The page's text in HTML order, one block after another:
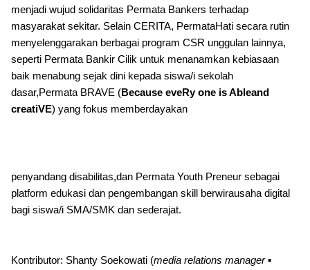
menjadi wujud solidaritas Permata Bankers terhadap
masyarakat sekitar. Selain CERITA, PermataHati secara rutin
menyelenggarakan berbagai program CSR unggulan lainnya,
seperti Permata Bankir Cilik untuk menanamkan kebiasaan
baik menabung sejak dini kepada siswa/i sekolah
dasar,Permata BRAVE (Because eveRy one is Ableand
creatiVE) yang fokus memberdayakan
penyandang disabilitas,dan Permata Youth Preneur sebagai
platform edukasi dan pengembangan skill berwirausaha digital
bagi siswa/i SMA/SMK dan sederajat.
Kontributor: Shanty Soekowati (media relations manager ▪︎